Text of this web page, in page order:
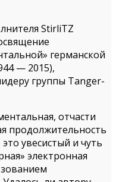
Stir­liTZ
германской
— 2015),
группы Tan­ger­
отчасти
продолжительность
увесистый и чуть
электронная